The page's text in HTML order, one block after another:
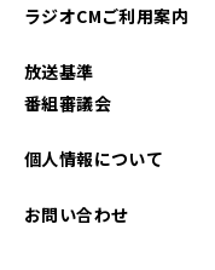
2024年
ラジオCMご利用案内
放送基準
番組審議会
個人情報について
お問い合わせ